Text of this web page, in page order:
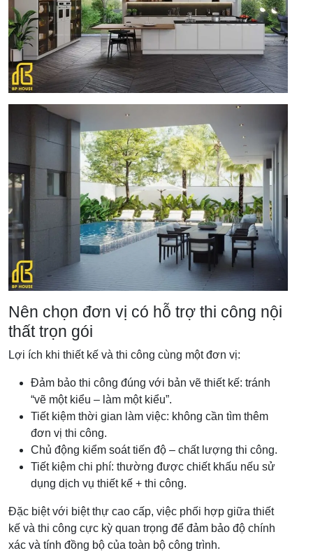
Nên chọn đơn vị có hỗ trợ thi công nội
thất trọn gói
Lợi ích khi thiết kế và thi công cùng một đơn vị:
Đảm bảo thi công đúng với bản vẽ thiết kế: tránh
“vẽ một kiểu – làm một kiểu”.
Tiết kiệm thời gian làm việc: không cần tìm thêm
đơn vị thi công.
Chủ động kiểm soát tiến độ – chất lượng thi công.
Tiết kiệm chi phí: thường được chiết khấu nếu sử
dụng dịch vụ thiết kế + thi công.
Đặc biệt với biệt thự cao cấp, việc phối hợp giữa thiết
kế và thi công cực kỳ quan trọng để đảm bảo độ chính
xác và tính đồng bộ của toàn bộ công trình.